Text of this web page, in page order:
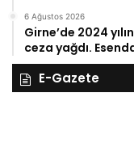
6 Ağustos 2026
Girne’de 2024
ceza yağdı.
E-Gazete